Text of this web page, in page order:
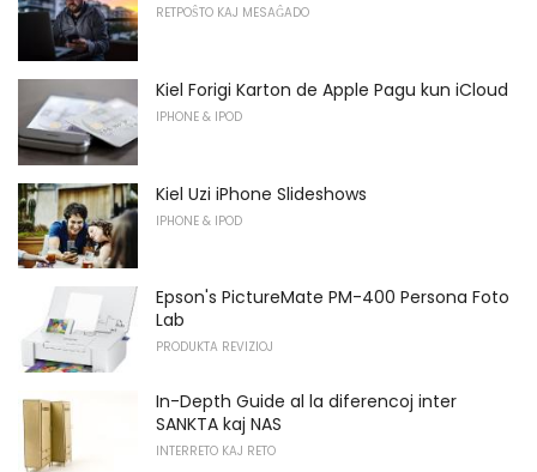
RETPOŜTO KAJ MESAĜADO
Kiel Forigi Karton de Apple Pagu kun iCloud
IPHONE & IPOD
Kiel Uzi iPhone Slideshows
IPHONE & IPOD
Epson's PictureMate PM-400 Persona Foto
Lab
PRODUKTA REVIZIOJ
In-Depth Guide al la diferencoj inter
SANKTA kaj NAS
INTERRETO KAJ RETO